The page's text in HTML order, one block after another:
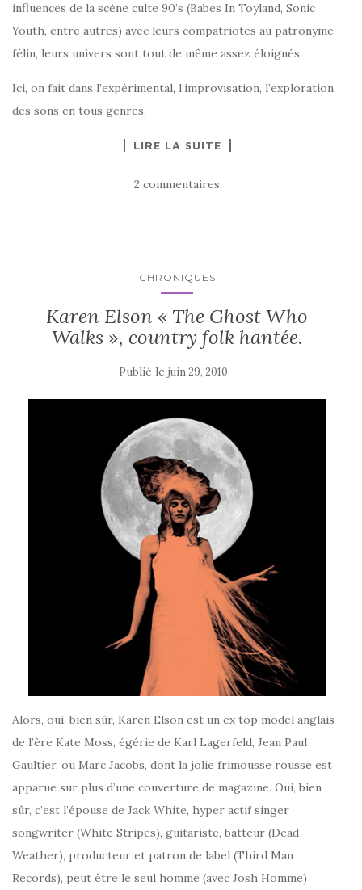
influences de la scène culte 90’s (Babes In Toyland, Sonic
Youth, entre autres) avec leurs compatriotes au patronyme
félin, leurs univers sont tout de même assez éloignés.
Ici, on fait dans l’expérimental, l’improvisation, l’exploration
des sons en tous genres.
LIRE LA SUITE
2 commentaires
CHRONIQUES
Karen Elson « The Ghost Who
Walks », country folk hantée.
Publié le juin 29, 2010
Alors, oui, bien sûr, Karen Elson est un ex top model anglais
de l’ère Kate Moss, égérie de Karl Lagerfeld, Jean Paul
Gaultier, ou Marc Jacobs, dont la jolie frimousse rousse est
apparue sur plus d’une couverture de magazine. Oui, bien
sûr, c’est l’épouse de Jack White, hyper actif singer
songwriter (White Stripes), guitariste, batteur (Dead
Weather), producteur et patron de label (Third Man
Records), peut être le seul homme (avec Josh Homme)